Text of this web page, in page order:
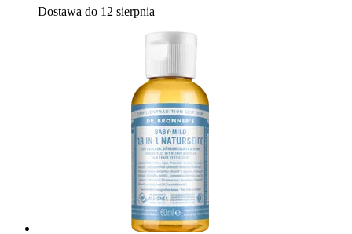
Dostawa do 12 sierpnia